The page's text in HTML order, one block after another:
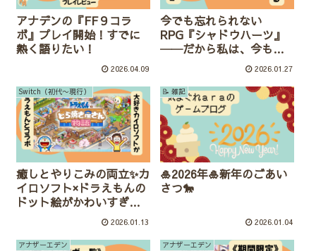
アナデンの『FF９コラ
ボ』プレイ開始！すでに
熱く語りたい！
2026.04.09
今でも忘れられない
RPG『シャドウハーツ』
──だから私は、今もリ
メイクを夢見ている2026.01.27
Switch（初代〜現行）
癒しとやりこみの両立✨カ
イロソフト×ドラえもんの
ドット絵がかわいすぎる
『ドラえもんのどら焼き
2026.01.13
📝 雑記
🎍2026年🎍新年のごあい
さつ🐎
2026.01.04
アナザーエデン アナザーエデン